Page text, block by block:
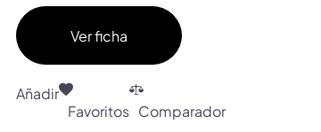
Ver ficha
Añadir
Favoritos Comparador